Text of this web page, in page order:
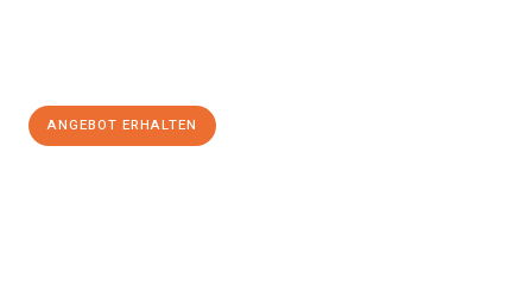
ANGEBOT ERHALTEN